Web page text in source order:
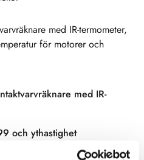
med IR-termometer,
för motorer och
med IR-
och ythastighet
-20 till 315 °C